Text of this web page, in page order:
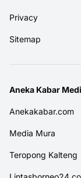
Privacy
Sitemap
Aneka Kabar
Anekakabar.com
Media Mura
Teropong Kalteng